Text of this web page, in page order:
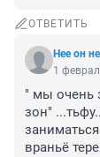
ОТВЕТИТЬ
Нее он
1
" мы очень
зон"
враньё